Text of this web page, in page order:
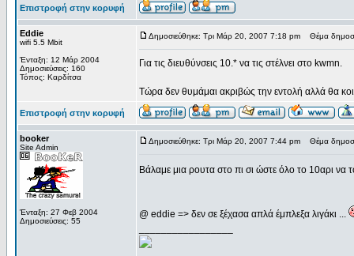
Επιστροφή στην κορυφή
Eddie
wifi 5.5 Mbit
Ένταξη: 12 Μάρ 2004
Δημοσιεύσεις: 160
Τόπος: Καρδίτσα
Δημοσιεύθηκε: Τρι Μάρ 20, 2007 7:18 pm Θέμα
Για τις διευθύνσεις 10.* να τις στέλνει στο kwmn.
Τώρα δεν θυμάμαι ακριβώς την εντολή αλλά θα
Επιστροφή στην κορυφή
booker
Site Admin
Ένταξη: 27 Φεβ 2004
Δημοσιεύσεις: 55
Δημοσιεύθηκε: Τρι Μάρ 20, 2007 7:44 pm Θέμα
Βάλαμε μια ρουτα στο πι σι ώστε όλο το 10αρι να
@ eddie => δεν σε ξέχασα απλά έμπλεξα λιγάκι ...